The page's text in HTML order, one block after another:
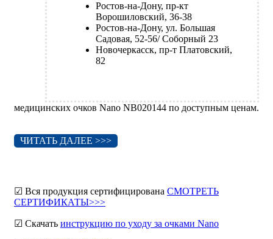
Ростов-на-Дону, пр-кт
Ворошиловский, 36-38
Ростов-на-Дону, ул. Большая
Садовая, 52-56/ Соборный 23
Новочеркасск, пр-т Платовский,
82
медицинских очков Nano NB020144 по доступным ценам.
ЧИТАТЬ ДАЛЕЕ >>>
☑ Вся продукция сертифицирована СМОТРЕТЬ
СЕРТИФИКАТЫ>>>
☑ Скачать инструкцию по уходу за очками Nano